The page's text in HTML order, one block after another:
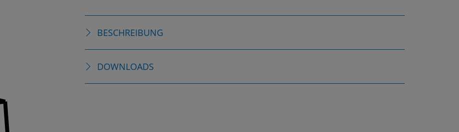
BESCHREIBUNG
DOWNLOADS